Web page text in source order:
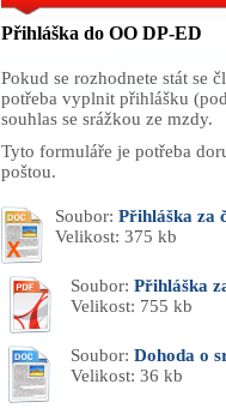
Přihláška do OO DP-ED
Pokud se rozhodnete stát se
potřeba vyplnit přihlášku
souhlas se srážkou ze mzdy.
Tyto formuláře je potřeba
poštou.
Soubor: Přihláška za
Velikost: 375 kb
Soubor: Přihláška
Velikost: 755 kb
Soubor: Dohoda o
Velikost: 36 kb